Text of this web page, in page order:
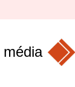
média